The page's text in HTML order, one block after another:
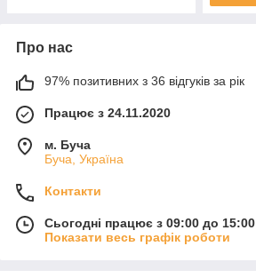
Про нас
97% позитивних з 36 відгуків за рік
Працює з 24.11.2020
м. Буча
Буча, Україна
Контакти
Сьогодні працює з 09:00 до 15:00
Показати весь графік роботи